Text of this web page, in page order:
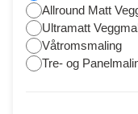
Allround Matt
Ultramatt
Våtromsmaling
Tre- og